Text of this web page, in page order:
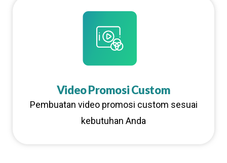
Video Promosi Custom
Pembuatan video promosi custom sesuai
kebutuhan Anda